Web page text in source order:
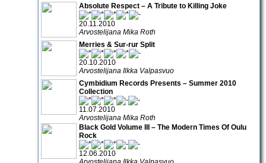
Absolute Respect – A Tribute to Killing Joke
20.11.2010
Arvostelijana Mika Roth
Merries & Sur-rur Split
20.10.2010
Arvostelijana Ilkka Valpasvuo
Cymbidium Records Presents – Summer 2010
Collection
11.07.2010
Arvostelijana Mika Roth
Black Gold Volume III – The Modern Times Of Oulu
Rock
12.06.2010